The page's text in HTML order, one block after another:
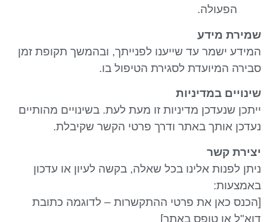
הפעולה.
שמירת מידע
המידע ישמר עד שייענו לפנייתך, ובהמשך תקופת זמן
סבירה המיועדת לסגירת הטיפול בו.
שינויים במדיניות
ייתכן שנעדכן מדיניות זו מעת לעת. בשינויים מהותיים
נעדכן אותך באתר ודרך פרטי הקשר שקיבלת.
יצירת קשר
ניתן לפנות אלינו בכל שאלה, בקשה לעיון או עדכון
באמצעות:
[הכנס כאן את פרטי ההתקשרות – לדוגמה כתובת
דוא"ל או טופס באתר]